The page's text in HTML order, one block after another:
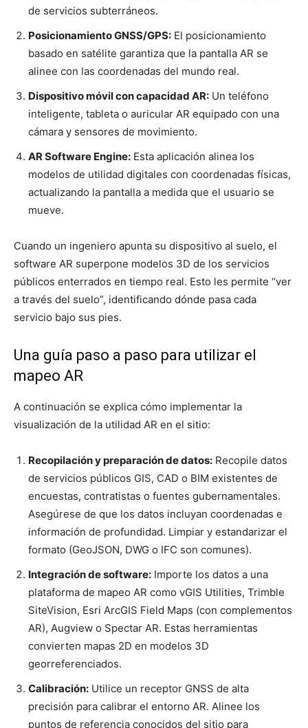
de servicios subterráneos.
Posicionamiento GNSS/GPS: El posicionamiento
basado en satélite garantiza que la pantalla AR se
alinee con las coordenadas del mundo real.
Dispositivo móvil con capacidad AR: Un teléfono
inteligente, tableta o auricular AR equipado con una
cámara y sensores de movimiento.
AR Software Engine: Esta aplicación alinea los
modelos de utilidad digitales con coordenadas físicas,
actualizando la pantalla a medida que el usuario se
mueve.
Cuando un ingeniero apunta su dispositivo al suelo, el
software AR superpone modelos 3D de los servicios
públicos enterrados en tiempo real. Esto les permite “ver
a través del suelo”, identificando dónde pasa cada
servicio bajo sus pies.
Una guía paso a paso para utilizar el
mapeo AR
A continuación se explica cómo implementar la
visualización de la utilidad AR en el sitio:
Recopilación y preparación de datos: Recopile datos
de servicios públicos GIS, CAD o BIM existentes de
encuestas, contratistas o fuentes gubernamentales.
Asegúrese de que los datos incluyan coordenadas e
información de profundidad. Limpiar y estandarizar el
formato (GeoJSON, DWG o IFC son comunes).
Integración de software: Importe los datos a una
plataforma de mapeo AR como vGIS Utilities, Trimble
SiteVision, Esri ArcGIS Field Maps (con complementos
AR), Augview o Spectar AR. Estas herramientas
convierten mapas 2D en modelos 3D
georreferenciados.
Calibración: Utilice un receptor GNSS de alta
precisión para calibrar el entorno AR. Alinee los
puntos de referencia conocidos del sitio para